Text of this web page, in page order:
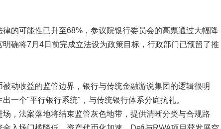
的可能性已升至68%，参议院银行委员会的高票通过大幅降
确将7月4日前完成立法设为政策目标，行政部门已预留了推
动收益的监管边界，银行与传统金融游说集团的逻辑很明
一个"平行银行系统"，与传统银行体系分庭抗礼。
，法案落地将结束监管灰色地带，提供清晰分类与合规路